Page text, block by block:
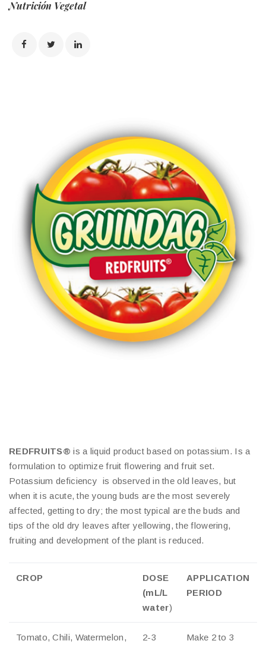
Nutrición Vegetal
REDFRUITS®is a liquid product based on potassium. Is a
formulation to optimize fruit flowering and fruit set.
Potassium deficiency is observed in the old leaves, but
when it is acute, the young buds are the most severely
affected, getting to dry; the most typical are the buds and
tips of the old dry leaves after yellowing, the flowering,
fruiting and development of the plant is reduced.
CROP
DOSE
(mL/L
water)
APPLICATION
PERIOD
Tomato, Chili, Watermelon, 2-3 Make 2 to 3